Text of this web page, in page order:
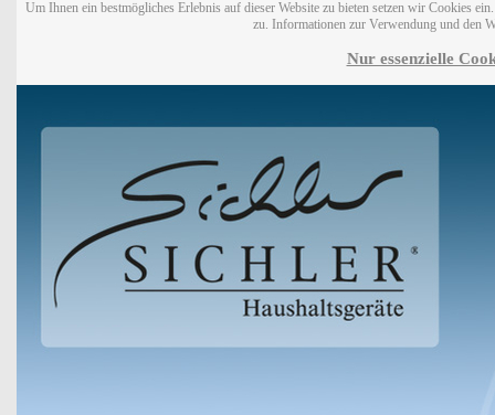
Um Ihnen ein bestmögliches Erlebnis auf dieser Website zu bieten setzen wir Cookies
zu. Informationen zur Verwendung und den
Nur essenzielle